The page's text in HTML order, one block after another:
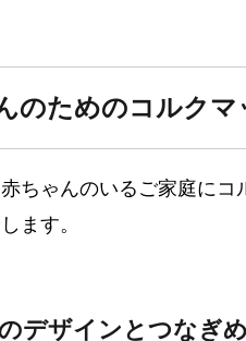
のためのコルク
ちゃんのいるご家庭に
ます。
デザインとつなぎめ